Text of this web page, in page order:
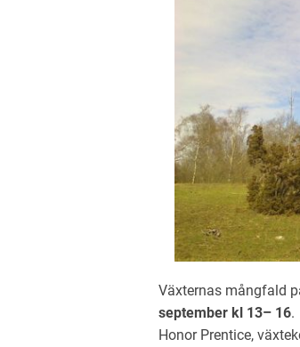
Växternas mångfald
september kl 13– 16.
Honor Prentice,